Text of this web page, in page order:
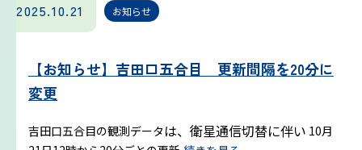
2025.10.21 お知らせ
【お知らせ】吉田口五合目 更新間隔を20分に
変更
吉田口五合目の観測データは、衛星通信切替に伴い 10月